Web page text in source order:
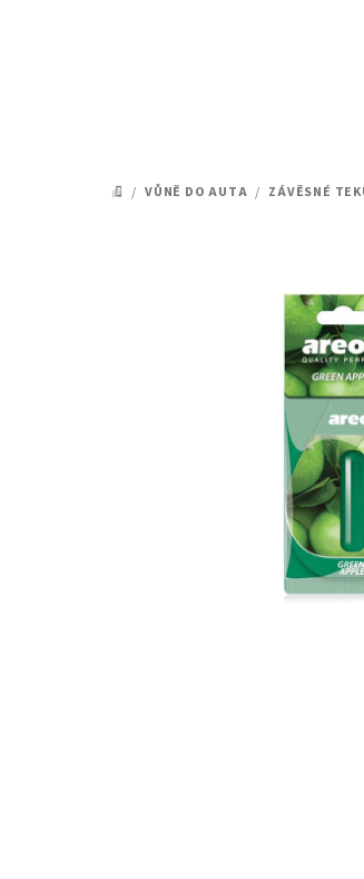
DOMŮ
/ VŮNĚ DO AUTA / ZÁVĚSNÉ